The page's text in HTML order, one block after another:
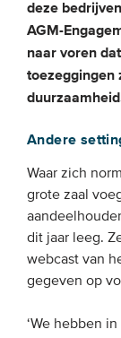
deze
AGM-
naar voren
toezeggingen
Andere
Waar zich
grote zaal
dit jaar leeg.
webcast van
gegeven op
‘We hebben